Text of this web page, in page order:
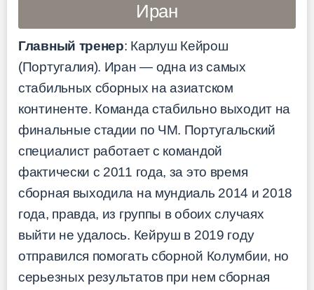
Иран
Главный тренер: Карлуш Кейрош
(Португалия). Иран — одна из самых
стабильных сборных на азиатском
континенте. Команда стабильно выходит на
финальные стадии по ЧМ. Португальский
специалист работает с командой
фактически с 2011 года, за это время
сборная выходила на мундиаль 2014 и 2018
года, правда, из группы в обоих случаях
выйти не удалось. Кейруш в 2019 году
отправился помогать сборной Колумбии, но
серьезных результатов при нем сборная